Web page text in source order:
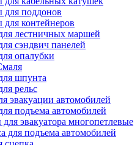
для поддонов
для контейнеров
лестничных маршей
сэндвич панелей
опалубки
шпунта
рельс
эвакуации автомобилей
подъема автомобилей
эвакуатора многопетлевые
для подъема автомобилей